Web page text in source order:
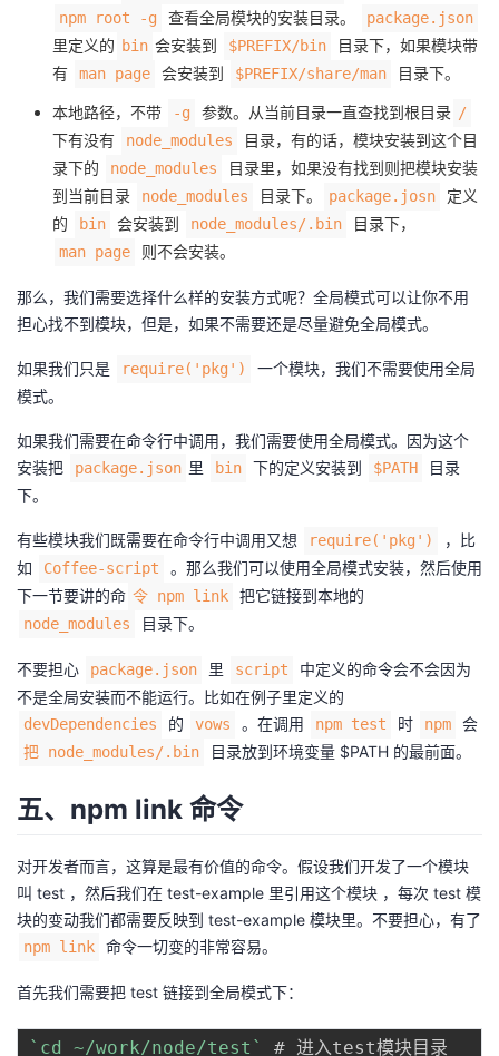
npm root -g 查看全局模块的安装目录。 package.json
里定义的 bin 会安装到 $PREFIX/bin
目录下，如果模块带
有
man page 会安装到 $PREFIX/share/man 目录下。
本地路径，不带 -g 参数。从当前目录一直查找到根目录 /
下有没有 node_modules
目录，有的话，模块安装到这个目
录下的
node_modules
目录里，如果没有找到则把模块安装
到当前目录
node_modules 目录下。 package.josn
定义
的
bin 会安装到 node_modules/.bin 目录下，
man page 则不会安装。
那么，我们需要选择什么样的安装方式呢？全局模式可以让你不用
担心找不到模块，但是，如果不需要还是尽量避免全局模式。
如果我们只是 require('pkg')
一个模块，我们不需要使用全局
模式。
如果我们需要在命令行中调用，我们需要使用全局模式。因为这个
安装把
package.json 里 bin 下的定义安装到 $PATH
目录
下。
有些模块我们既需要在命令行中调用又想 require('pkg')
，比
如
Coffee-script
。那么我们可以使用全局模式安装，然后使用
下一节要讲的命 令 npm link 把它链接到本地的
node_modules 目录下。
不要担心 package.json 里 script
中定义的命令会不会因为
不是全局安装而不能运行。比如在例子里定义的
devDependencies 的 vows 。在调用 npm test 时 npm 会
把 node_modules/.bin 目录放到环境变量 $PATH 的最前面。
五、npm link 命令
对开发者而言，这算是最有价值的命令。假设我们开发了一个模块
叫 test ，然后我们在 test-example 里引用这个模块 ，每次 test 模
块的变动我们都需要反映到 test-example 模块里。不要担心，有了
npm link 命令一切变的非常容易。
首先我们需要把 test 链接到全局模式下：
` cd ~/work/node/test `